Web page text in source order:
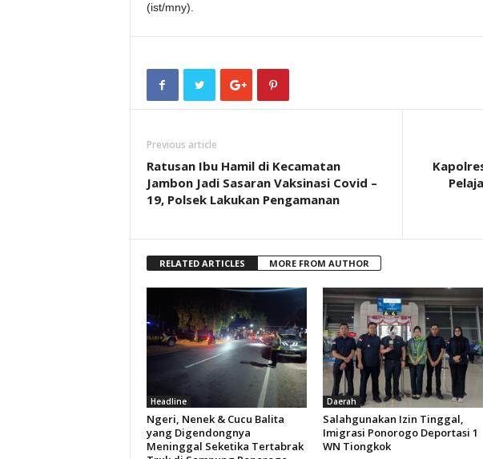
(ist/mny).
Previous article
Ratusan Ibu Hamil di Kecamatan
Jambon Jadi Sasaran Vaksinasi Covid –
19, Polsek Lakukan Pengamanan
RELATED ARTICLES MORE FROM AUTHOR
Headline
Ngeri, Nenek & Cucu Balita
yang Digendongnya
Meninggal Seketika Tertabrak
Daerah
Salahgunakan Izin Tinggal,
Imigrasi Ponorogo Deportasi 1
WN Tiongkok